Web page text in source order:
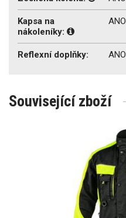
Kapsa na
nákoleníky:
ANO
Reflexní doplňky: ANO
Související zboží